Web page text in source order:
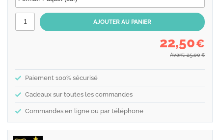
22,50€
Avant: 25,00 €
Paiement 100% sécurisé
Cadeaux sur toutes les commandes
Commandes en ligne ou par téléphone